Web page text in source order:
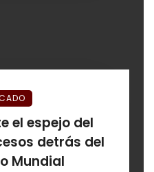
el espejo del
detrás del
Mundial